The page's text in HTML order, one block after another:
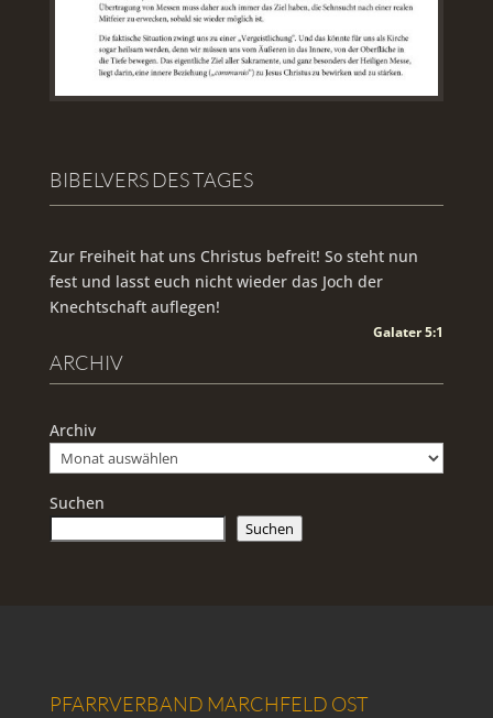
BIBELVERS DES TAGES
Zur Freiheit hat uns Christus befreit! So steht nun
fest und lasst euch nicht wieder das Joch der
Knechtschaft auflegen!
Galater 5:1
ARCHIV
Archiv
Suchen
Suchen
PFARRVERBAND MARCHFELD OST